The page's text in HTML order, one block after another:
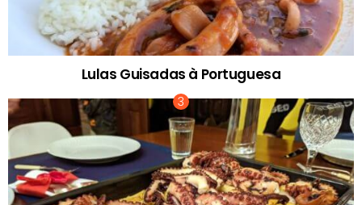
Lulas Guisadas à Portuguesa